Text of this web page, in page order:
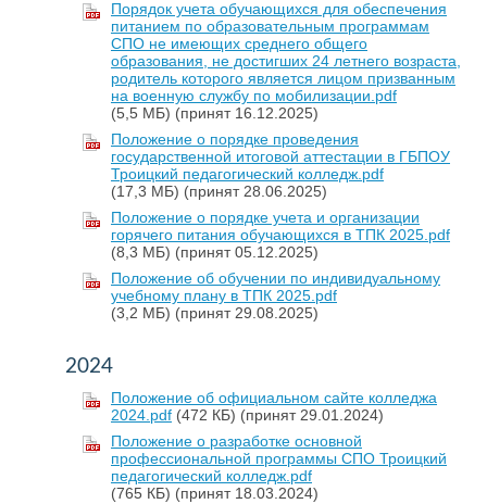
Порядок учета обучающихся для обеспечения
питанием по образовательным программам
СПО не имеющих среднего общего
образования, не достигших 24 летнего возраста,
родитель которого является лицом призванным
на военную службу по мобилизации.pdf
(5,5 МБ) (принят 16.12.2025)
Положение о порядке проведения
государственной итоговой аттестации в ГБПОУ
Троицкий педагогический колледж.pdf
(17,3 МБ) (принят 28.06.2025)
Положение о порядке учета и организации
горячего питания обучающихся в ТПК 2025.pdf
(8,3 МБ) (принят 05.12.2025)
Положение об обучении по индивидуальному
учебному плану в ТПК 2025.pdf
(3,2 МБ) (принят 29.08.2025)
2024
Положение об официальном сайте колледжа
2024.pdf (472 КБ) (принят 29.01.2024)
Положение о разработке основной
профессиональной программы СПО Троицкий
педагогический колледж.pdf
(765 КБ) (принят 18.03.2024)